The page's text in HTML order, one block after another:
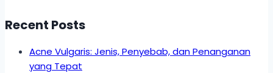
Recent Posts
Acne Vulgaris: Jenis, Penyebab, dan Penanganan
yang Tepat